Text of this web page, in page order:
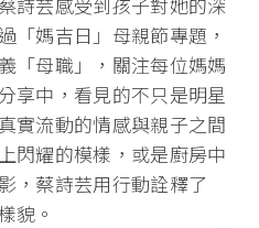
「媽吉日」母親節專題，
「母職」，關注每位媽媽
享中，看見的不只是明星
實流動的情感與親子之間
閃耀的模樣，或是廚房中
，蔡詩芸用行動詮釋了
貌。